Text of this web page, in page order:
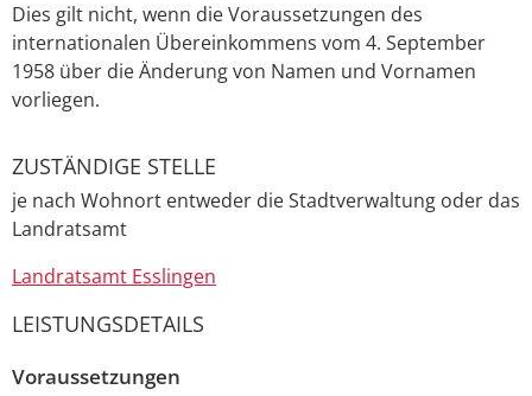
Dies gilt nicht, wenn die Voraussetzungen des
internationalen Übereinkommens vom 4. September
1958 über die Änderung von Namen und Vornamen
vorliegen.
ZUSTÄNDIGE STELLE
je nach Wohnort entweder die Stadtverwaltung oder das
Landratsamt
Landratsamt Esslingen
LEISTUNGSDETAILS
Voraussetzungen